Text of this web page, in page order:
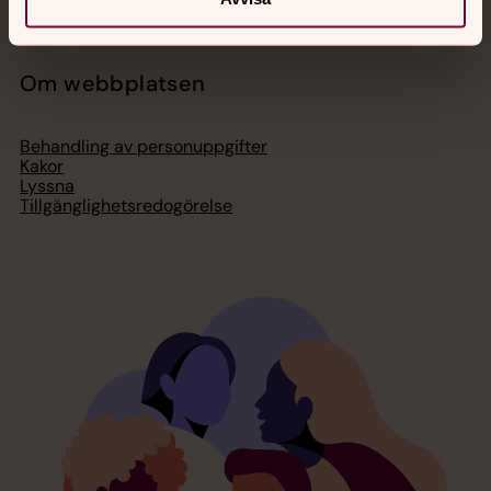
Om webbplatsen
Behandling av personuppgifter
Kakor
Lyssna
Tillgänglighetsredogörelse